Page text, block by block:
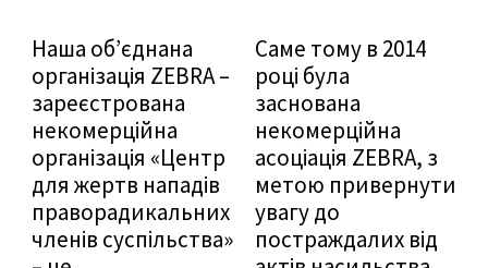
فارسی
СРПСКИ ЈЕЗИК
ROMANA
Наша об’єднана
організація ZEBRA –
зареєстрована
некомерційна
організація «Центр
для жертв нападів
праворадикальних
членів суспільства»
Саме тому в 2014
році була
заснована
некомерційна
асоціація ZEBRA, з
метою привернути
увагу до
постраждалих від